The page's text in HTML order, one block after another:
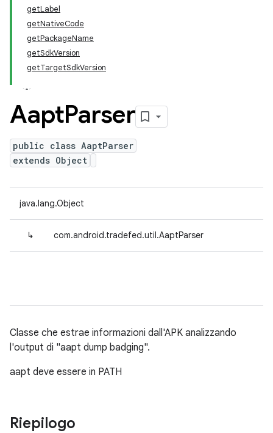
getLabel
getNativeCode
getPackageName
getSdkVersion
getTargetSdkVersion
AaptParser
public class AaptParser
extends Object
java.lang.Object
↳ com.android.tradefed.util.AaptParser
Classe che estrae informazioni dall'APK analizzando
l'output di "aapt dump badging".
aapt deve essere in PATH
Riepilogo